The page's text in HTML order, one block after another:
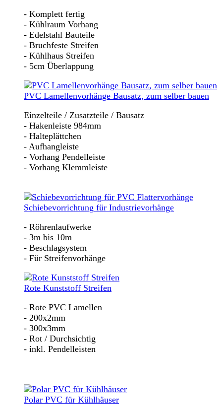
- Komplett fertig
- Kühlraum Vorhang
- Edelstahl Bauteile
- Bruchfeste Streifen
- Kühlhaus Streifen
- 5cm Überlappung
PVC Lamellenvorhänge Bausatz, zum selber bauen
Einzelteile / Zusatzteile / Bausatz
- Hakenleiste 984mm
- Halteplättchen
- Aufhangleiste
- Vorhang Pendelleiste
- Vorhang Klemmleiste
Schiebevorrichtung für Industrievorhänge
- Röhrenlaufwerke
- 3m bis 10m
- Beschlagsystem
- Für Streifenvorhänge
Rote Kunststoff Streifen
- Rote PVC Lamellen
- 200x2mm
- 300x3mm
- Rot / Durchsichtig
- inkl. Pendelleisten
Polar PVC für Kühlhäuser